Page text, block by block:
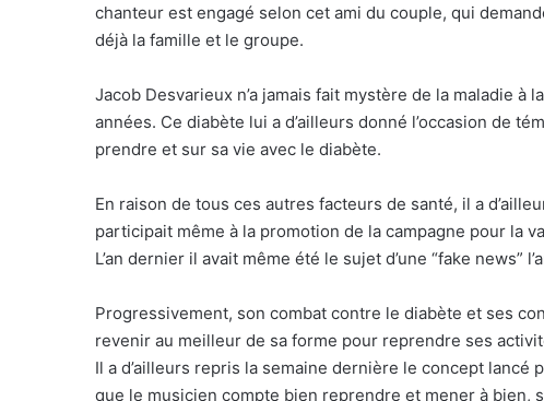
chanteur est engagé selon cet ami du couple, qui
déjà la famille et le groupe.
Jacob Desvarieux n’a jamais fait mystère de la maladie
années. Ce diabète lui a d’ailleurs donné l’occasion de
prendre et sur sa vie avec le diabète.
En raison de tous ces autres facteurs de santé, il a
participait même à la promotion de la campagne pour la
L’an dernier il avait même été le sujet d’une “fake news”
Progressivement, son combat contre le diabète et ses
revenir au meilleur de sa forme pour reprendre ses
Il a d’ailleurs repris la semaine dernière le concept lancé
que le musicien compte bien reprendre et mener à bien,